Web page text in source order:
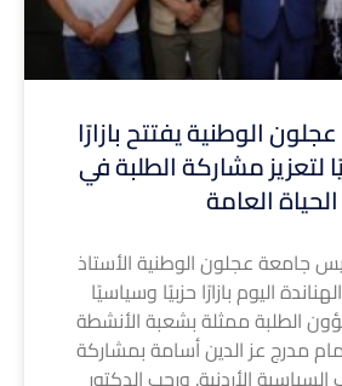
الوطنية يفتتح بازارًا
لتعزيز مشاركة الطلبة في
الحياة العامة
جامعة عجلون الوطنية الأستاذ
اليوم بازارًا حزبيًا وسياسيًا
الطلبة ممثلة بشعبة الأنشطة
أمام مدرج عز الدين أسامة بمشاركة
الأردنية. ورحب الدكتور